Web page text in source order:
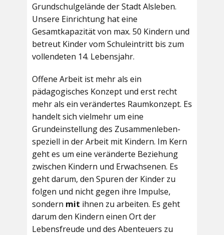
Grundschulgelände der Stadt Alsleben.
Unsere Einrichtung hat eine
Gesamtkapazität von max. 50 Kindern und
betreut Kinder vom Schuleintritt bis zum
vollendeten 14. Lebensjahr.
Offene Arbeit ist mehr als ein
pädagogisches Konzept und erst recht
mehr als ein verändertes Raumkonzept. Es
handelt sich vielmehr um eine
Grundeinstellung des Zusammenleben-
speziell in der Arbeit mit Kindern. Im Kern
geht es um eine veränderte Beziehung
zwischen Kindern und Erwachsenen. Es
geht darum, den Spuren der Kinder zu
folgen und nicht gegen ihre Impulse,
sondern mit ihnen zu arbeiten. Es geht
darum den Kindern einen Ort der
Lebensfreude und des Abenteuers zu